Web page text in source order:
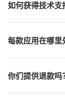
如何获得技术支
每款应用在哪里
你们提供退款吗